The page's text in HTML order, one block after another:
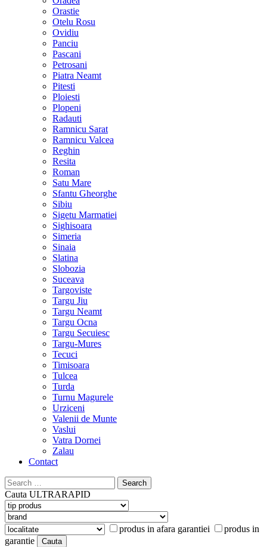
Orastie
Otelu Rosu
Ovidiu
Panciu
Pascani
Petrosani
Piatra Neamt
Pitesti
Ploiesti
Plopeni
Radauti
Ramnicu Sarat
Ramnicu Valcea
Reghin
Resita
Roman
Satu Mare
Sfantu Gheorghe
Sibiu
Sigetu Marmatiei
Sighisoara
Simeria
Sinaia
Slatina
Slobozia
Suceava
Targoviste
Targu Jiu
Targu Neamt
Targu Ocna
Targu Secuiesc
Targu-Mures
Tecuci
Timisoara
Tulcea
Turda
Turnu Magurele
Urziceni
Valenii de Munte
Vaslui
Vatra Dornei
Zalau
Contact
Search
for:
Cauta ULTRARAPID
produs in afara garantiei
produs in
garantie